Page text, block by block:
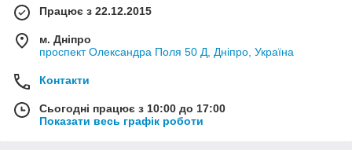
Працює з 22.12.2015
м. Дніпро
проспект Олександра Поля 50 Д, Дніпро, Україна
Контакти
Сьогодні працює з 10:00 до 17:00
Показати весь графік роботи